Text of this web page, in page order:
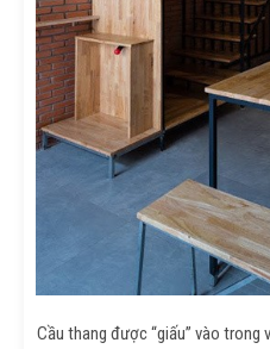
Cầu thang được “giấu” vào